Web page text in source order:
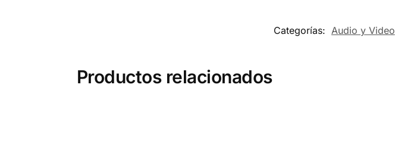
Categorías: Audio y Video
Productos relacionados